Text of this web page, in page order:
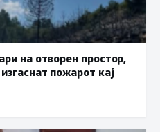
на отворен простор,
пожарот кај